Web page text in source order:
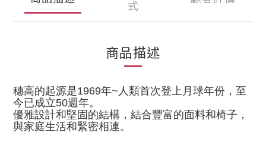
式
商品描述
穗高的起源是1969年~人類首次登上月球年份，至
今已成立50週年。
優雅設計和堅固的結構， 結合豐富的面料和椅子，
與家庭生活和緊密相連。